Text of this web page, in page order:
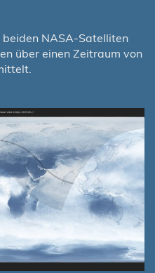
NASA-Satelliten
über einen Zeitraum von